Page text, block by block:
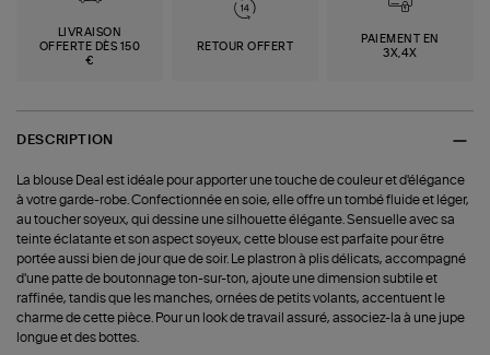
LIVRAISON
OFFERTE DÈS 150
€
RETOUR OFFERT
PAIEMENT EN
3X,4X
DESCRIPTION
La blouse Deal est idéale pour apporter une touche de couleur et d'élégance
à votre garde-robe. Confectionnée en soie, elle offre un tombé fluide et léger,
au toucher soyeux, qui dessine une silhouette élégante. Sensuelle avec sa
teinte éclatante et son aspect soyeux, cette blouse est parfaite pour être
portée aussi bien de jour que de soir. Le plastron à plis délicats, accompagné
d'une patte de boutonnage ton-sur-ton, ajoute une dimension subtile et
raffinée, tandis que les manches, ornées de petits volants, accentuent le
charme de cette pièce. Pour un look de travail assuré, associez-la à une jupe
longue et des bottes.